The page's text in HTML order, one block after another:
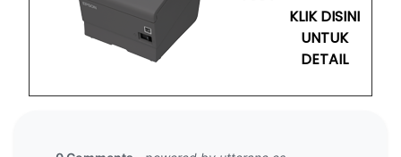
KLIK DISINI
UNTUK
DETAIL